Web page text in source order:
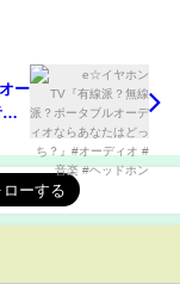
ー
#